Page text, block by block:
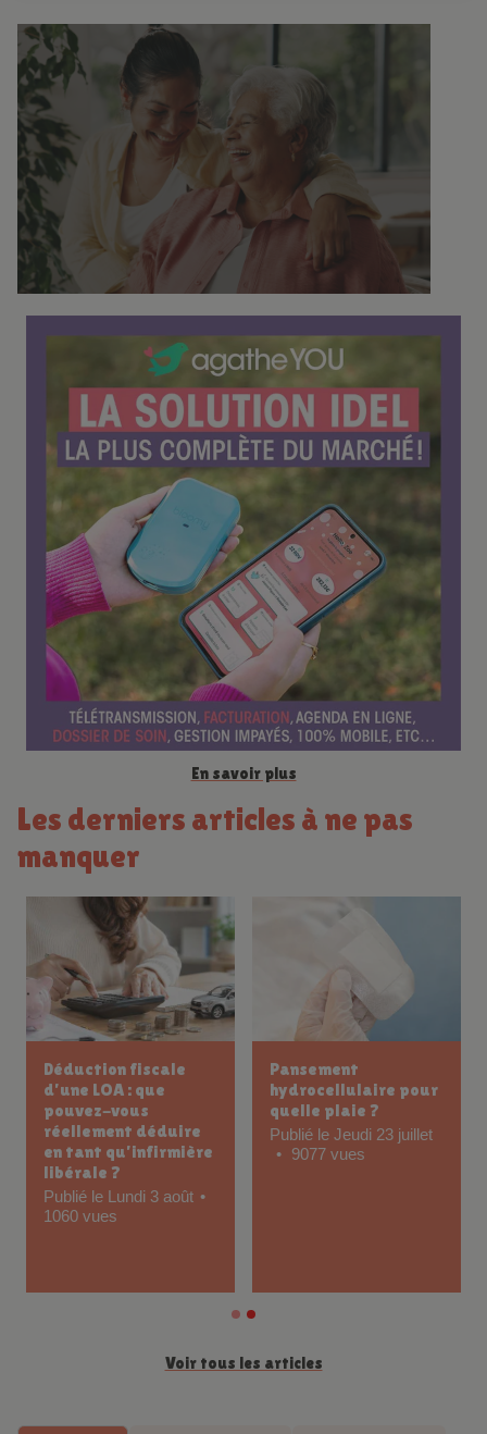
é
n
c
e
En savoir plus
Les derniers articles à ne pas
manquer
Déduction fiscale
d’une LOA : que
pouvez-vous
réellement déduire
en tant qu’infirmière
libérale ?
Publié le Lundi 3 août
1060 vues
Pansement
hydrocellulaire pour
quelle plaie ?
Publié le Jeudi 23 juillet
9077 vues
Voir tous les articles